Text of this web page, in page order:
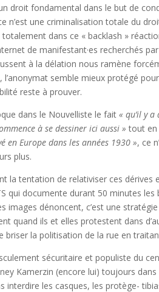
droit fondamental dans le but de
n’est une criminalisation totale du
totalement dans ce « backlash »
de manifestant·es recherchés
à la délation nous ramène
l’anonymat semble mieux protégé
reste à prouver.
dans le Nouvelliste le fait« qu’il y
à se dessiner ici aussi » tout en
en Europe dans les années 1930 », ce
plus.
la tentation de relativiser ces dérives
qui documente durant 50 minutes
images dénoncent, c’est une
quand ils et elles protestent dans
briser la politisation de la rue en
sécuritaire et populiste du
Kamerzin (encore lui) toujours
interdire les casques, les protège-